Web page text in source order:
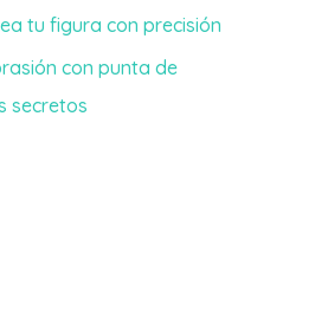
tu figura con precisión
con punta de
secretos